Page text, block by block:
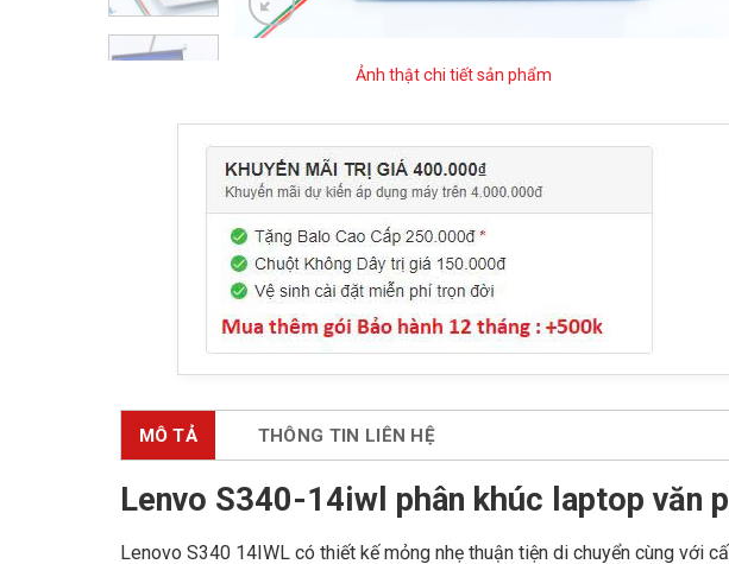
Ảnh thật chi tiết sản phẩm
MÔ TẢ THÔNG TIN LIÊN HỆ
Lenvo S340-14iwl phân khúc laptop văn
Lenovo S340 14IWL có thiết kế mỏng nhẹ thuận tiện di chuyển cùng với